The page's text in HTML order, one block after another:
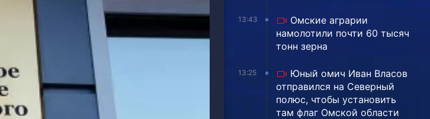
13:43
Омские аграрии
намолотили почти 60 тысяч
тонн зерна
13:25
Юный омич Иван Власов
отправился на Северный
полюс, чтобы установить
там флаг Омской области